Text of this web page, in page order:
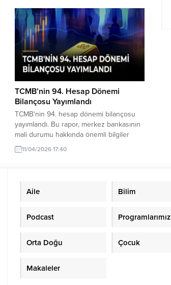
konuşur, halk beklentilerini dile getirir.
Aslında asgari ücret ne derece yüksek
olursa olsun birkaç ay geçmeden...
TCMB’nin 94. Hesap Dönemi
Bilançosu Yayımlandı
TCMB'nin 94. hesap dönemi bilançosu
yayımlandı. Bu rapor, merkez bankasının
mali durumu hakkında önemli bilgiler
sunuyor.
11/04/2026 17:40
Aile Bilim
Podcast Programlarımız
Orta Doğu Çocuk
Makaleler